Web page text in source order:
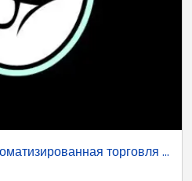
торговля ...